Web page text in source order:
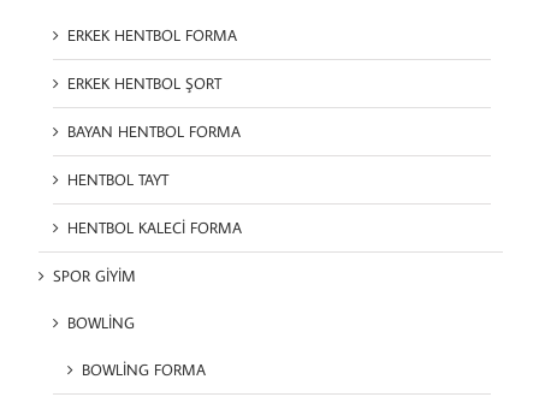
ERKEK HENTBOL FORMA
ERKEK HENTBOL ŞORT
BAYAN HENTBOL FORMA
HENTBOL TAYT
HENTBOL KALECİ FORMA
SPOR GİYİM
BOWLİNG
BOWLİNG FORMA